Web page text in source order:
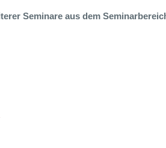
Seminare aus dem